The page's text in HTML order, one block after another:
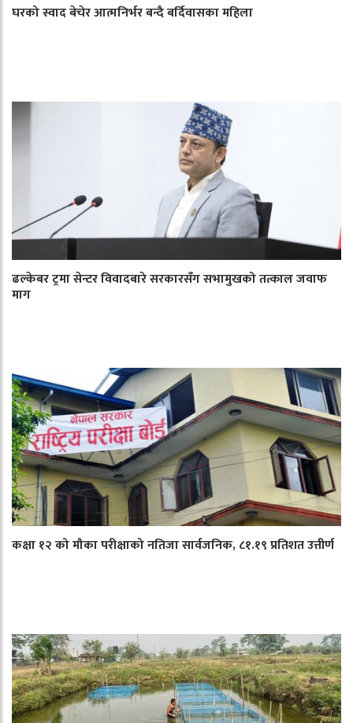
घरको स्वाद बेचेर आत्मनिर्भर बन्दै बर्दिवासका महिला
ढल्केबर ट्रमा सेन्टर विवादबारे सरकारसँग सभामुखको तत्काल जवाफ
माग
कक्षा १२ को मौका परीक्षाको नतिजा सार्वजनिक, ८१.१९ प्रतिशत उत्तीर्ण